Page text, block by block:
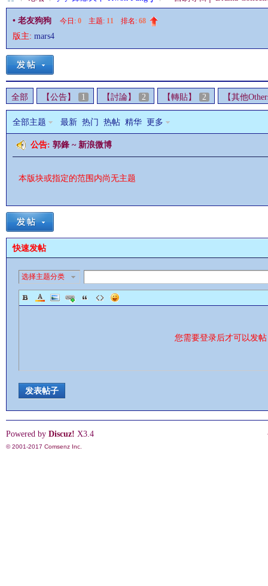
§ » › ›
• 老友狗狗 今日: 0 主题: 11 排名: 68
版主: mars4
全部 【公告】 1 【討論】 2 【轉貼】 2 【其他
全部主题 最新 热门 热帖 精华 更多
公告: 郭鋒 ~ 新浪微博
本版块或指定的范围内尚无主题
快速发帖
选择主题分类
您需要登录后才可以发
发表帖子
Powered by Discuz! X3.4
© 2001-2017 Comsenz Inc.